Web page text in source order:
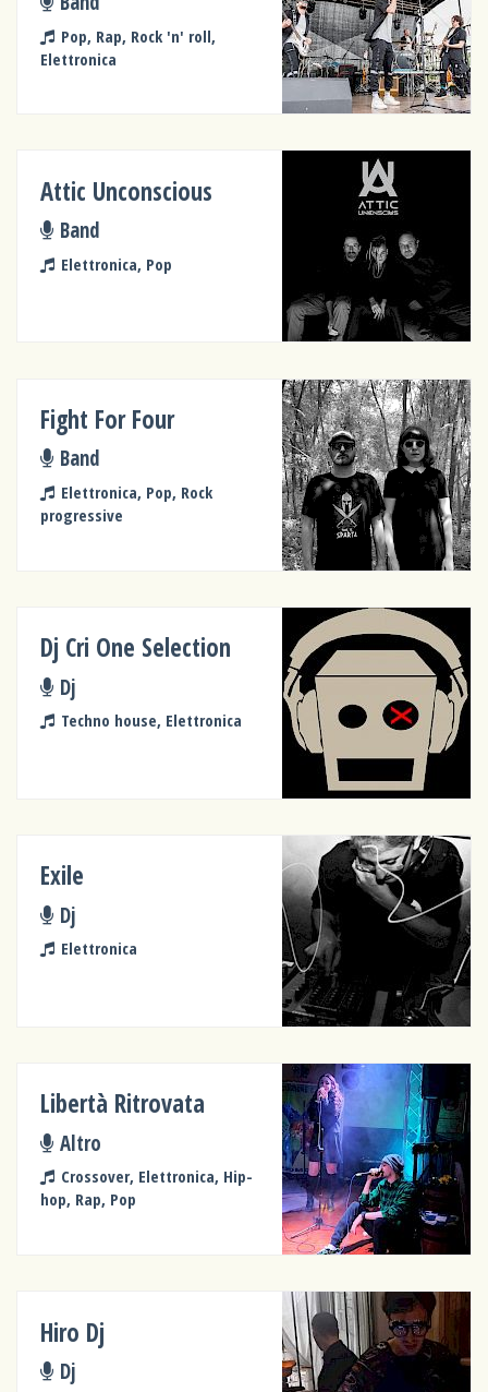
Pop, Rap, Rock 'n' roll,
Elettronica
Attic Unconscious
Band
Elettronica, Pop
Fight For Four
Band
Elettronica, Pop, Rock
progressive
Dj Cri One Selection
Dj
Techno house, Elettronica
Exile
Dj
Elettronica
Libertà Ritrovata
Altro
Crossover, Elettronica, Hip-
hop, Rap, Pop
Hiro Dj
Dj